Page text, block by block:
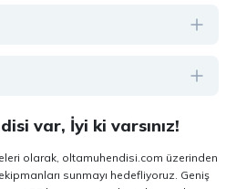
var, İyi ki varsınız!
olarak, oltamuhendisi.com üzerinden
sunmayı hedefliyoruz. Geniş